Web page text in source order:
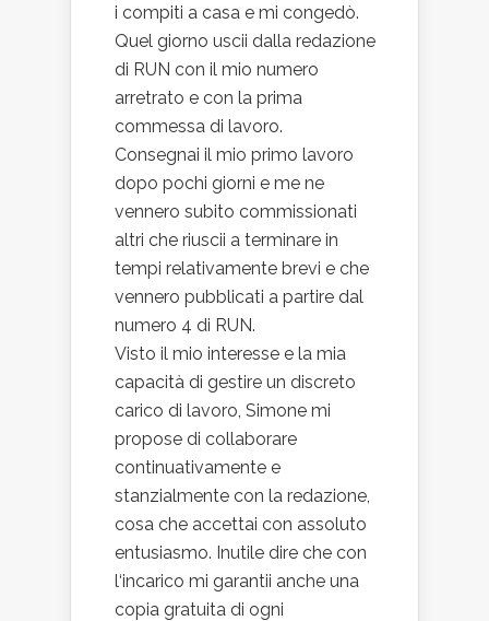
i compiti a casa e mi congedò.
Quel giorno uscii dalla redazione
di RUN con il mio numero
arretrato e con la prima
commessa di lavoro.
Consegnai il mio primo lavoro
dopo pochi giorni e me ne
vennero subito commissionati
altri che riuscii a terminare in
tempi relativamente brevi e che
vennero pubblicati a partire dal
numero 4 di RUN.
Visto il mio interesse e la mia
capacità di gestire un discreto
carico di lavoro, Simone mi
propose di collaborare
continuativamente e
stanzialmente con la redazione,
cosa che accettai con assoluto
entusiasmo. Inutile dire che con
l‘incarico mi garantii anche una
copia gratuita di ogni